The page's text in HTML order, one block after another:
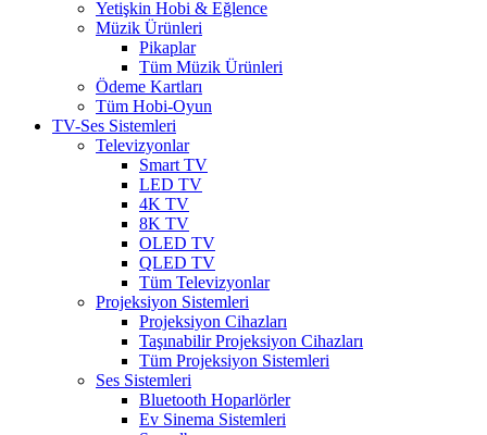
Yetişkin Hobi & Eğlence
Müzik Ürünleri
Pikaplar
Tüm Müzik Ürünleri
Ödeme Kartları
Tüm Hobi-Oyun
TV-Ses Sistemleri
Televizyonlar
Smart TV
LED TV
4K TV
8K TV
OLED TV
QLED TV
Tüm Televizyonlar
Projeksiyon Sistemleri
Projeksiyon Cihazları
Taşınabilir Projeksiyon Cihazları
Tüm Projeksiyon Sistemleri
Ses Sistemleri
Bluetooth Hoparlörler
Ev Sinema Sistemleri